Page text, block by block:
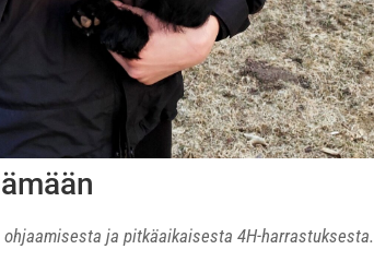
ja pitkäaikaisesta 4H-harrastuksesta.